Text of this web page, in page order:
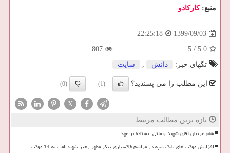
منبع:كاركادو
1399/09/03
22:25:18
5.0
/
5
807
تگهای خبر:
دانش , سایت
این مطلب را می پسندید؟ (1)
(0)
X
تازه ترین مطالب مرتبط
شام غریبان آقای شهید و ملتی ایستاده بر عهد
افزایش موکب های بانک سپه در مراسم خاکسپاری پیکر مطهر رهبر شهید امت به 14 موکب